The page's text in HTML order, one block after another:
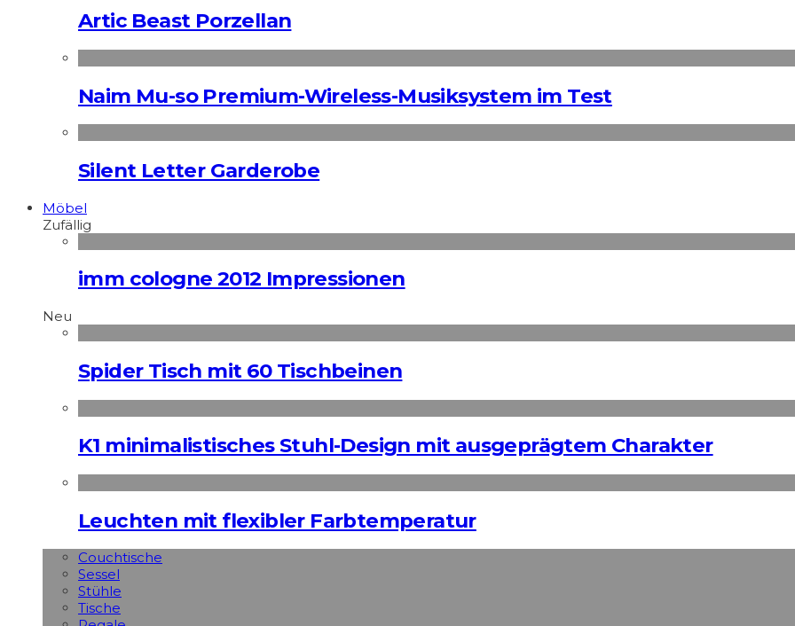
Artic Beast Porzellan
Naim Mu-so Premium-Wireless-Musiksystem im Test
Silent Letter Garderobe
Möbel
Zufällig
imm cologne 2012 Impressionen
Neu
Spider Tisch mit 60 Tischbeinen
K1 minimalistisches Stuhl-Design mit ausgeprägtem Charakter
Leuchten mit flexibler Farbtemperatur
Couchtische
Sessel
Stühle
Tische